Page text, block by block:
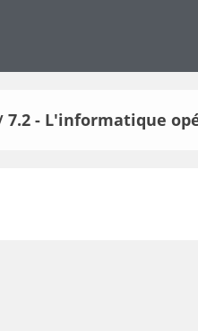
7.2 - L'informatique